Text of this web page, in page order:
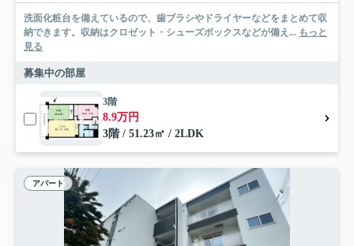
洗面化粧台を備えているので、歯ブラシやドライヤーなどをまとめて収
納できます。収納はクロゼット・シューズボックスなどが備え... もっと
見る
募集中の部屋
3階
8.9万円
3階 / 51.23㎡ / 2LDK
アパート